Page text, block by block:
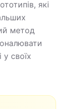
які
метод
у своїх